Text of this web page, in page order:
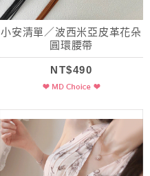
小安清單／波西米亞皮革花朵
圓環腰帶
NT$490